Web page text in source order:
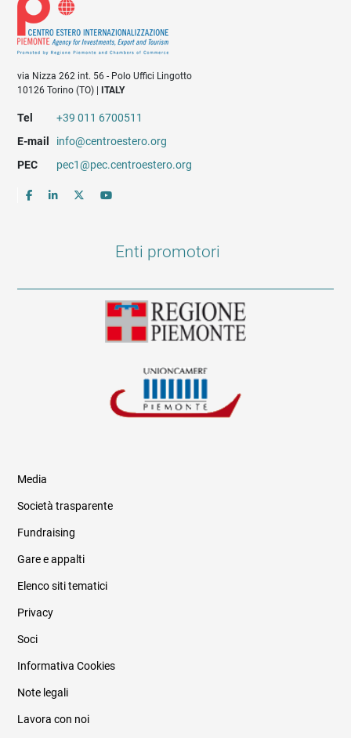
via Nizza 262 int. 56 - Polo Uffici Lingotto
10126 Torino (TO) |
ITALY
Tel
+39 011 6700511
E-mail
info@centroestero.org
PEC
pec1@pec.centroestero.org
Enti promotori
Informazioni legali e trasparenza
Media
Società trasparente
Fundraising
Gare e appalti
Elenco siti tematici
Privacy
Soci
Informativa Cookies
Note legali
Lavora con noi